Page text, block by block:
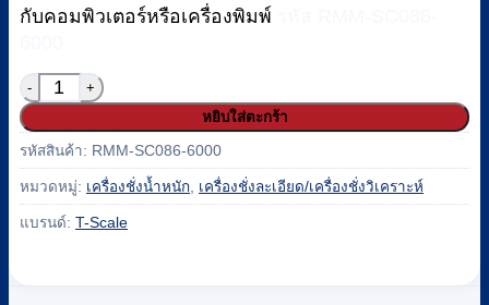
กับคอมพิวเตอร์หรือเครื่องพิมพ์
จำนวน เครื่องชั่งดิจิตอล ค่าละเอียดสูง Precision
หยิบใส่ตะกร้า
รหัสสินค้า: RMM-SC086-6000
หมวดหมู่: เครื่องชั่งน้ำหนัก, เครื่องชั่งละเอียด/เครื่องชั่งวิเคราะห์
แบรนด์: T-Scale